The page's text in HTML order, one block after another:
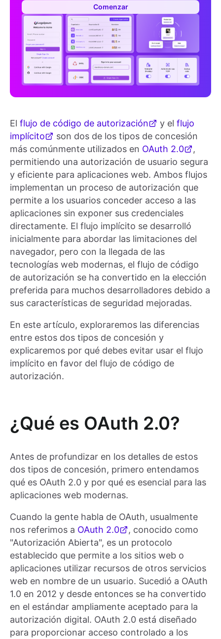
Comenzar
El flujo de código de autorización y el flujo
implícito
son dos de los tipos de concesión
más comúnmente utilizados en OAuth 2.0
,
permitiendo una autorización de usuario segura
y eficiente para aplicaciones web. Ambos flujos
implementan un proceso de autorización que
permite a los usuarios conceder acceso a las
aplicaciones sin exponer sus credenciales
directamente. El flujo implícito se desarrolló
inicialmente para abordar las limitaciones del
navegador, pero con la llegada de las
tecnologías web modernas, el flujo de código
de autorización se ha convertido en la elección
preferida para muchos desarrolladores debido a
sus características de seguridad mejoradas.
En este artículo, exploraremos las diferencias
entre estos dos tipos de concesión y
explicaremos por qué debes evitar usar el flujo
implícito en favor del flujo de código de
autorización.
¿Qué es OAuth 2.0?
Antes de profundizar en los detalles de estos
dos tipos de concesión, primero entendamos
qué es OAuth 2.0 y por qué es esencial para las
aplicaciones web modernas.
Cuando la gente habla de OAuth, usualmente
nos referimos a OAuth 2.0
, conocido como
"Autorización Abierta", es un protocolo
establecido que permite a los sitios web o
aplicaciones utilizar recursos de otros servicios
web en nombre de un usuario. Sucedió a OAuth
1.0 en 2012 y desde entonces se ha convertido
en el estándar ampliamente aceptado para la
autorización digital. OAuth 2.0 está diseñado
para proporcionar acceso controlado a los